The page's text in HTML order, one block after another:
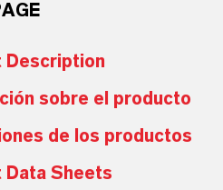
Description
sobre el producto
de los productos
Data Sheets